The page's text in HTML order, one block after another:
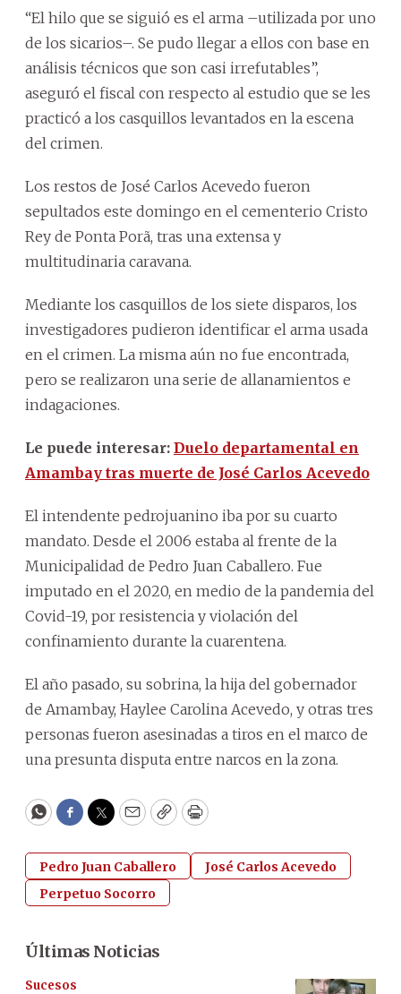
“El hilo que se siguió es el arma –utilizada por uno
de los sicarios–. Se pudo llegar a ellos con base en
análisis técnicos que son casi irrefutables”,
aseguró el fiscal con respecto al estudio que se les
practicó a los casquillos levantados en la escena
del crimen.
Los restos de José Carlos Acevedo fueron
sepultados este domingo en el cementerio Cristo
Rey de Ponta Porã, tras una extensa y
multitudinaria caravana.
Mediante los casquillos de los siete disparos, los
investigadores pudieron identificar el arma usada
en el crimen. La misma aún no fue encontrada,
pero se realizaron una serie de allanamientos e
indagaciones.
Le puede interesar: Duelo departamental en
Amambay tras muerte de José Carlos Acevedo
El intendente pedrojuanino iba por su cuarto
mandato. Desde el 2006 estaba al frente de la
Municipalidad de Pedro Juan Caballero. Fue
imputado en el 2020, en medio de la pandemia del
Covid-19, por resistencia y violación del
confinamiento durante la cuarentena.
El año pasado, su sobrina, la hija del gobernador
de Amambay, Haylee Carolina Acevedo, y otras tres
personas fueron asesinadas a tiros en el marco de
una presunta disputa entre narcos en la zona.
WhatsApp
Facebook
Twitter
EmailCopyPrint
Pedro Juan Caballero
José Carlos Acevedo
Perpetuo Socorro
Últimas Noticias
Sucesos